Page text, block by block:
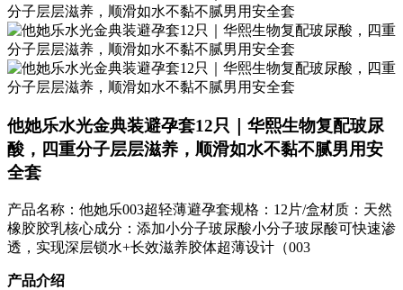
他她乐水光金典装避孕套12只｜华熙生物复配玻尿
酸，四重分子层层滋养，顺滑如水不黏不腻男用安
全套
产品名称：他她乐003超轻薄避孕套规格：12片/盒材质：天然
橡胶胶乳核心成分：添加小分子玻尿酸小分子玻尿酸可快速渗
透，实现深层锁水+长效滋养胶体超薄设计（003
产品介绍